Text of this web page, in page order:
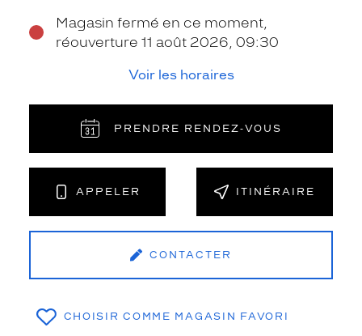
Magasin fermé en ce moment,
réouverture 11 août 2026, 09:30
Voir les horaires
PRENDRE RENDEZ‑VOUS
APPELER ITINÉRAIRE
CONTACTER
CHOISIR COMME MAGASIN FAVORI